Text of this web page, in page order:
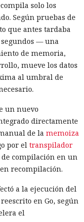
y la
como
contra el
El
relacionadas
ya en enero se
de
Esta última,
de redes y en la
Cantón,
el fabricante de
2023, la
determinó que
solo los
Según pruebas de
que antes tardaba
segundos — una
de memoria,
mueve los datos
al umbral de
un nuevo
directamente
de la memoiza
por el transpilador
compilación en un
recompilación.
a la ejecución del
en Go, según
el